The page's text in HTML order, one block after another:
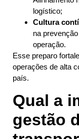
logístico;
Cultura
na
operação.
Esse preparo
operações de alta
país.
Qual a
gestão